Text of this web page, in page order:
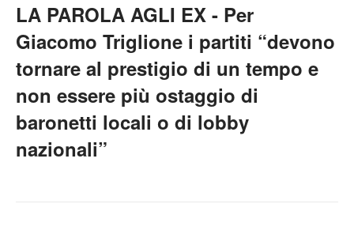
LA PAROLA AGLI EX - Per
Giacomo Triglione i partiti “devono
tornare al prestigio di un tempo e
non essere più ostaggio di
baronetti locali o di lobby
nazionali”